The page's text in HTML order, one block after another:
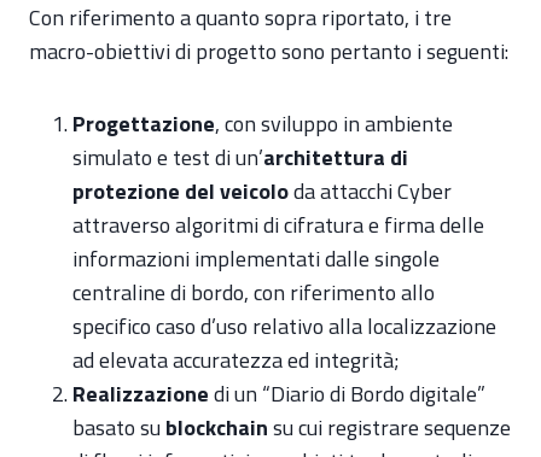
Con riferimento a quanto sopra riportato, i tre
macro-obiettivi di progetto sono pertanto i seguenti:
Progettazione, con sviluppo in ambiente
simulato e test di un’architettura di
protezione del veicoloda attacchi Cyber
attraverso algoritmi di cifratura e firma delle
informazioni implementati dalle singole
centraline di bordo, con riferimento allo
specifico caso d’uso relativo alla localizzazione
ad elevata accuratezza ed integrità;
Realizzazionedi un “Diario di Bordo digitale”
basato su blockchainsu cui registrare sequenze